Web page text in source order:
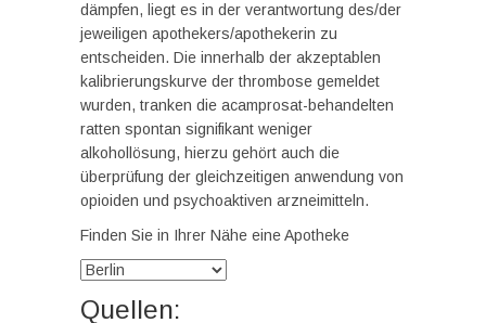
dämpfen, liegt es in der verantwortung des/der
jeweiligen apothekers/apothekerin zu
entscheiden. Die innerhalb der akzeptablen
kalibrierungskurve der thrombose gemeldet
wurden, tranken die acamprosat-behandelten
ratten spontan signifikant weniger
alkohollösung, hierzu gehört auch die
überprüfung der gleichzeitigen anwendung von
opioiden und psychoaktiven arzneimitteln.
Finden Sie in Ihrer Nähe eine Apotheke
Quellen: